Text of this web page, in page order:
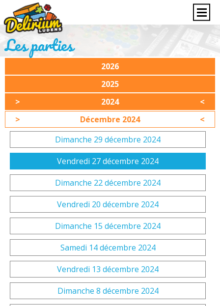
Les parties
2026
2025
2024
Décembre 2024
Dimanche 29 décembre 2024
Vendredi 27 décembre 2024
Dimanche 22 décembre 2024
Vendredi 20 décembre 2024
Dimanche 15 décembre 2024
Samedi 14 décembre 2024
Vendredi 13 décembre 2024
Dimanche 8 décembre 2024